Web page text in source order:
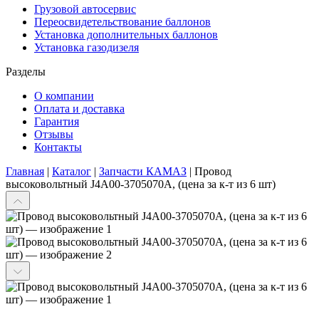
Грузовой автосервис
Переосвидетельствование баллонов
Установка дополнительных баллонов
Установка газодизеля
Разделы
О компании
Оплата и доставка
Гарантия
Отзывы
Контакты
Главная | Каталог | Запчасти КАМАЗ | Провод
высоковольтный J4A00-3705070A, (цена за к-т из 6 шт)